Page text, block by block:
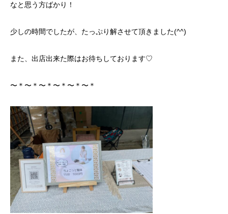
なと思う方ばかり！
少しの時間でしたが、たっぷり解させて頂きました(^^)
また、出店出来た際はお待ちしております♡
〜＊〜＊〜＊〜＊〜＊〜＊